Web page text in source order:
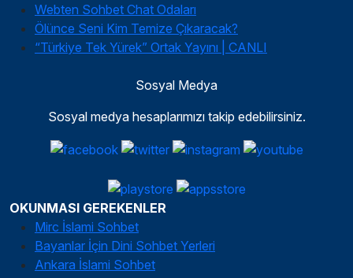
Webten Sohbet Chat Odaları
Ölünce Seni Kim Temize Çıkaracak?
“Türkiye Tek Yürek” Ortak Yayını | CANLI
Sosyal Medya
Sosyal medya hesaplarımızı takip edebilirsiniz.
OKUNMASI GEREKENLER
Mirc İslami Sohbet
Bayanlar İçin Dini Sohbet Yerleri
Ankara İslami Sohbet